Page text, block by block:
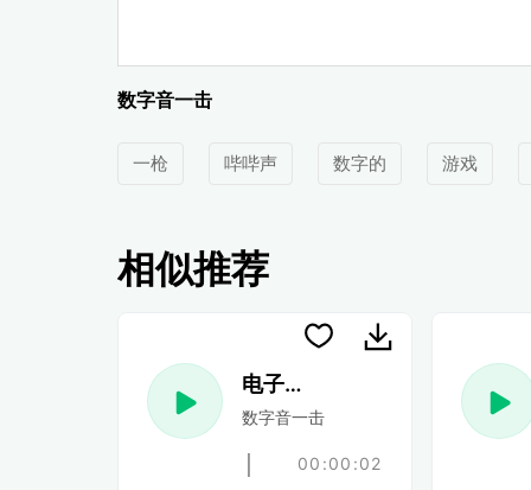
数字音一击
一枪 哔哔声 数字的 游戏
相似推荐
电子游戏 33
数字音一击
00:00:02